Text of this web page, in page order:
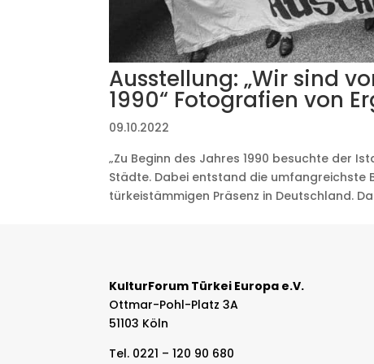
Ausstellung: „Wir sind
1990“ Fotografien von
09.10.2022
„Zu Beginn des Jahres 1990 besuchte der
Städte. Dabei entstand die umfangreichste
türkeistämmigen Präsenz in Deutschland.
KulturForum Türkei Europa e.V.
Ottmar-Pohl-Platz 3A
51103 Köln
Tel. 0221 – 120 90 680